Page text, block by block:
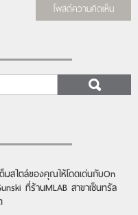
โพสต์ความคิดเห็น
ต็มสไตล์ของคุณให้โดดเด่นกับOn
ที่ร้านMLAB สาขาเซ็นทรัล